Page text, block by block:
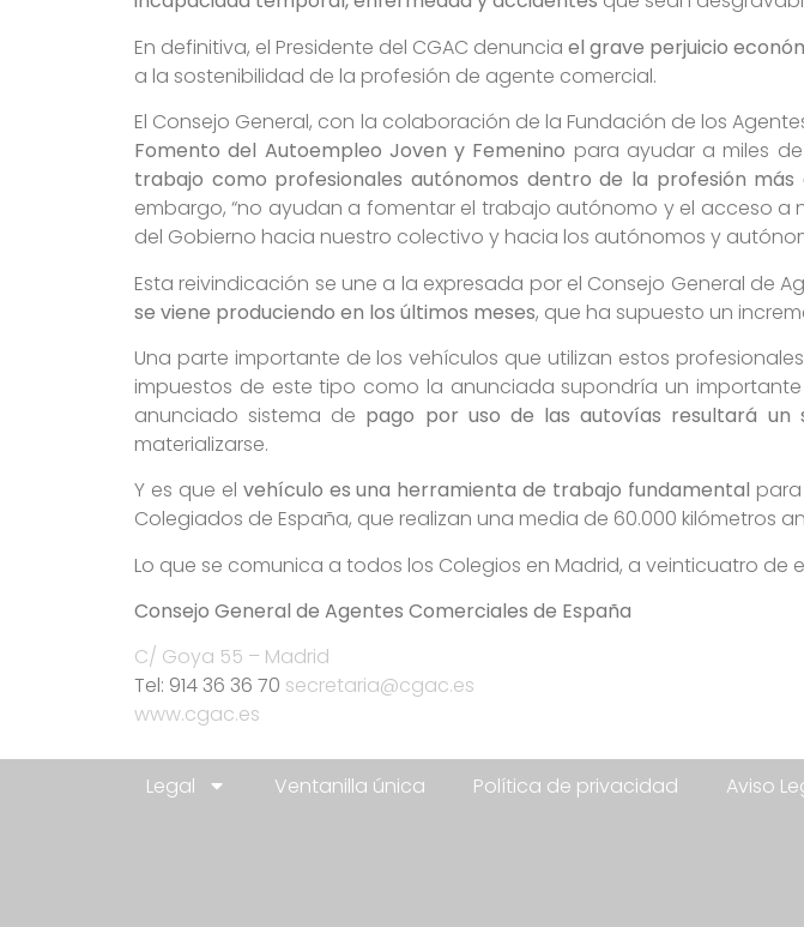
En definitiva, el Presidente del CGAC denuncia el grave perjuicio
a la sostenibilidad de la profesión de agente comercial.
El Consejo General, con la colaboración de la Fundación de los
Fomento del Autoempleo Joven y Femenino para ayudar a miles
trabajo como profesionales autónomos dentro de la profesión más
embargo, “no ayudan a fomentar el trabajo autónomo y el acceso a
del Gobierno hacia nuestro colectivo y hacia los autónomos y
Esta reivindicación se une a la expresada por el Consejo General de
se viene produciendo en los últimos meses, que ha supuesto un
Una parte importante de los vehículos que utilizan estos
impuestos de este tipo como la anunciada supondría un
anunciado sistema de pago por uso de las autovías resultará un
materializarse.
Y es que el vehículo es una herramienta de trabajo fundamental
Colegiados de España, que realizan una media de 60.000 kilómetros
Lo que se comunica a todos los Colegios en Madrid, a veinticuatro de
Consejo General de Agentes Comerciales de España
C/ Goya 55 – Madrid
Tel: 914 36 36 70 secretaria@cgac.es
www.cgac.es
Legal Ventanilla única Política de privacidad Aviso